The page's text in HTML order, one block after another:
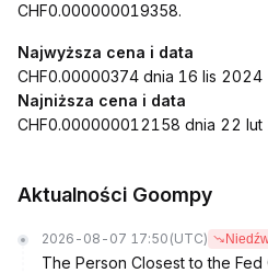
CHF0.000000019358.
Najwyższa cena i data
CHF0.00000374 dnia 16 lis 2024
Najniższa cena i data
CHF0.000000012158 dnia 22
Aktualności Goompy
2026-08-07 17:50 (UTC)
The Person Closest to the Fed